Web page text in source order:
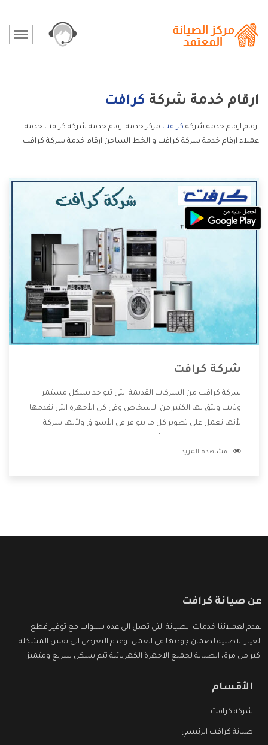
ارقام خدمة شركة كرافت
ارقام ارقام خدمة شركة كرافت مركز خدمة ارقام خدمة شركة كرافت خدمة
عملاء ارقام خدمة شركة كرافت و الخط الساخن ارقام خدمة شركة كرافت.
شركة كرافت
شركة كرافت من الشركات القديمة التى تتواجد بشكل مستمر
وثابت ويثق بها الكثير من الاشخاص وفى كل الأجهزة التى تقدمها
لأنها تعمل على تطوير كل ما يتوافر فى الأسواق ولأنها شركة
وتقدم للعملاء أقوى العروض والخصومات التى تسهل على
مشاهدة المزيد
عن صيانة كرافت
نقدم لعملائنا خدمات الصيانة التى تصل الى عدة سنوات مع توفير قطع
الغيار الاصلية لضمان جودتها فى العمل، وعدم التعرض الى نفس المشكلة
اكثر من مرة، الصيانة لجميع الاجهزة الكهربائية تتم بشكل سريع ومتميز.
الأقسام
شركة كرافت
صيانة كرافت الرئيسي